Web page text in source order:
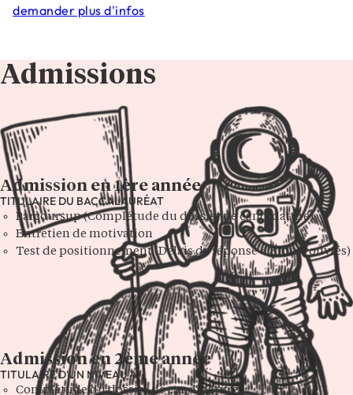
demander plus d'infos
Admissions
Admission en 1ère année
TITULAIRE DU BACCALAURÉAT
Parcoursup (Complétude du dossier de candidature)
Entretien de motivation
Test de positionnement (Délais de réponse = 3 jours ouvrés)
Admission en 2ème année
TITULAIRE D'UN NIVEAU 4
Complétude du dossier de candidature